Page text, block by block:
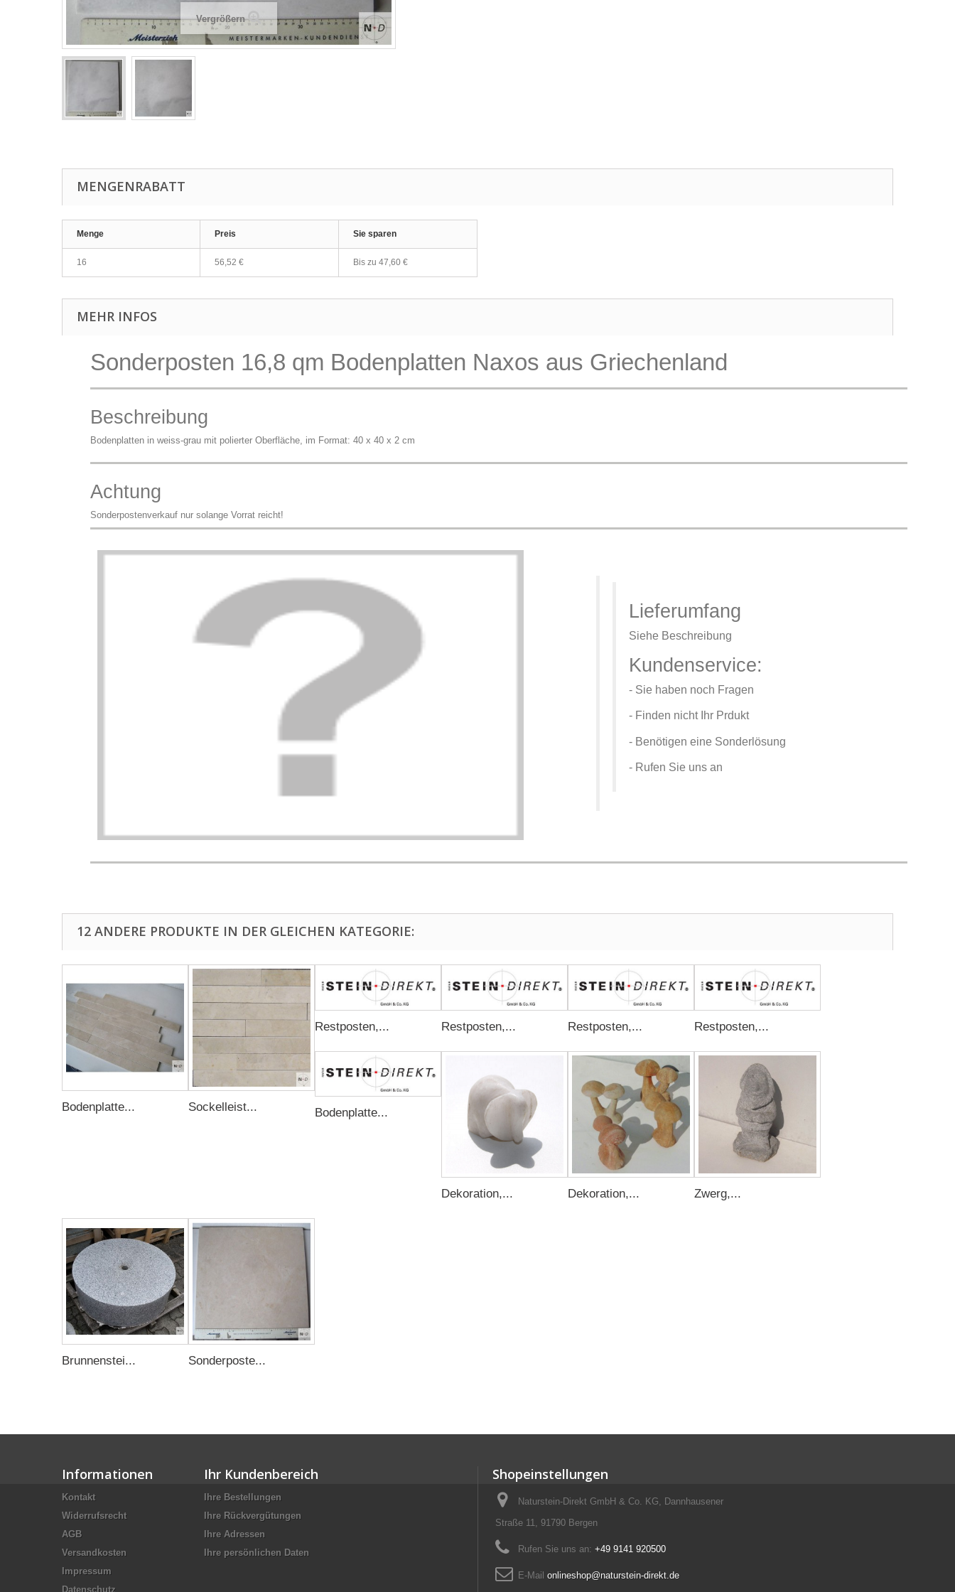
Vergrößern
MENGENRABATT
Menge Preis Sie sparen
16 56,52 € Bis zu 47,60 €
MEHR INFOS
Sonderposten 16,8 qm Bodenplatten Naxos aus Griechenland
Beschreibung
Bodenplatten in weiss-grau mit polierter Oberfläche, im Format: 40 x 40 x 2 cm
Achtung
Sonderpostenverkauf nur solange Vorrat reicht!
Lieferumfang
Siehe Beschreibung
Kundenservice:
- Sie haben noch Fragen
- Finden nicht Ihr Prdukt
- Benötigen eine Sonderlösung
- Rufen Sie uns an
12 ANDERE PRODUKTE IN DER GLEICHEN KATEGORIE:
Bodenplatte... Sockelleist...
Restposten,... Restposten,... Restposten,... Restposten,...
Bodenplatte...
Dekoration,... Dekoration,... Zwerg,...
Brunnenstei... Sonderposte...
Informationen
Kontakt
Widerrufsrecht
AGB
Versandkosten
Impressum
Datenschutz
Ihr Kundenbereich
Ihre Bestellungen
Ihre Rückvergütungen
Ihre Adressen
Ihre persönlichen Daten
Shopeinstellungen
Naturstein-Direkt GmbH & Co. KG, Dannhausener
Straße 11, 91790 Bergen
Rufen Sie uns an: +49 9141 920500
E-Mail onlineshop@naturstein-direkt.de